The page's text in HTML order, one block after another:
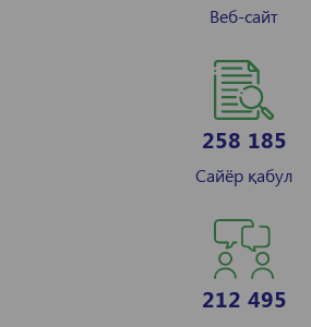
Веб-сайт
258 185
Сайёр қабул
212 495